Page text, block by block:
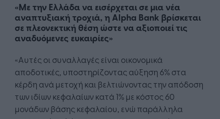
«Με την Ελλάδα να εισέρχεται σε μια νέα
αναπτυξιακή τροχιά, η Alpha Bank βρίσκεται
σε πλεονεκτική θέση ώστε να αξιοποιεί τις
αναδυόμενες ευκαιρίες»
«Αυτές οι συναλλαγές είναι οικονομικά
αποδοτικές, υποστηρίζοντας αύξηση 6% στα
κέρδη ανά μετοχή και βελτιώνοντας την απόδοση
των ιδίων κεφαλαίων κατά 1% με κόστος 60
μονάδων βάσης κεφαλαίου, ενώ παράλληλα